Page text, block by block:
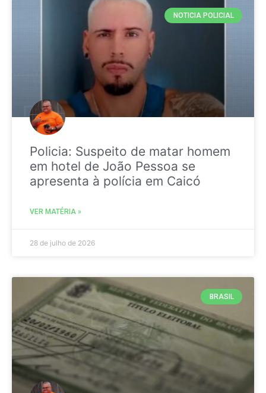
NOTICIA POLICIAL
Policia: Suspeito de matar homem
em hotel de João Pessoa se
apresenta à polícia em Caicó
VER MATÉRIA »
28 de julho de 2026
BRASIL